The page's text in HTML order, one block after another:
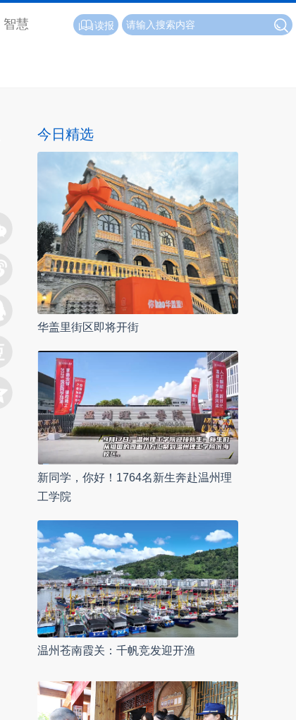
智慧 读报
今日精选
华盖里街区即将开街
新同学，你好！1764名新生奔赴温州理
工学院
温州苍南霞关：千帆竞发迎开渔